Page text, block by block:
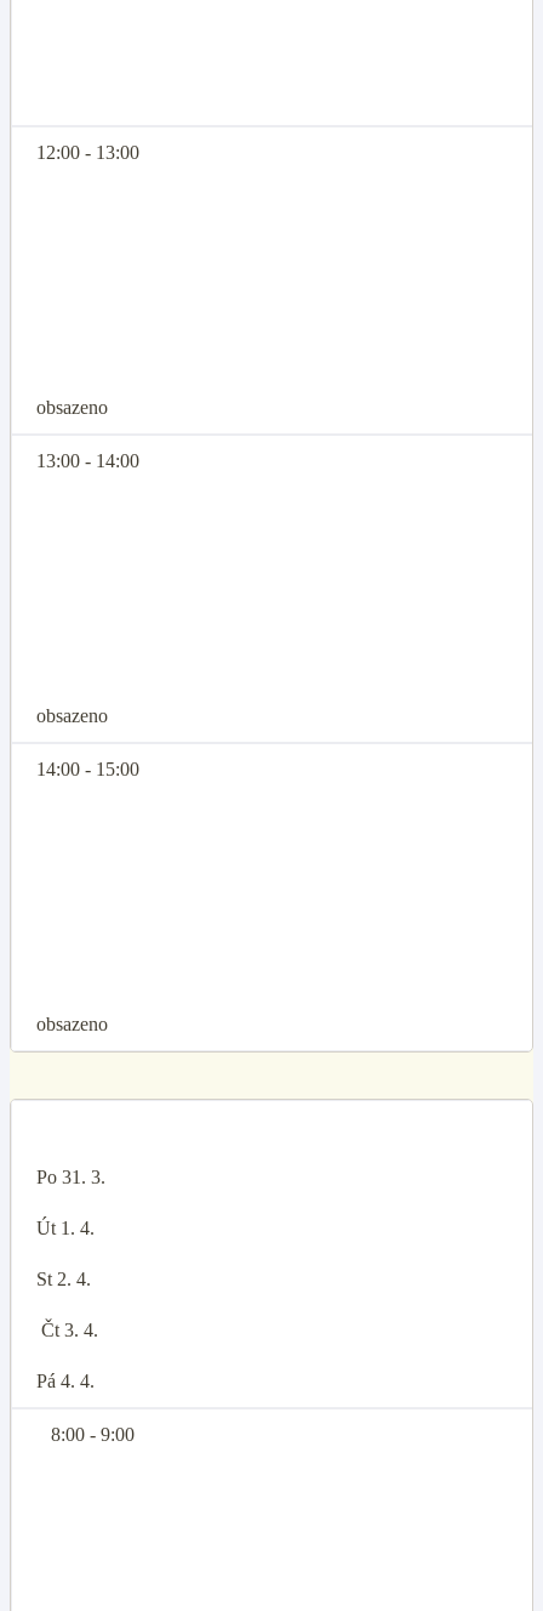
12:00 - 13:00
obsazeno
13:00 - 14:00
obsazeno
14:00 - 15:00
obsazeno
Po 31. 3.
Út 1. 4.
St 2. 4.
Čt 3. 4.
Pá 4. 4.
8:00 - 9:00